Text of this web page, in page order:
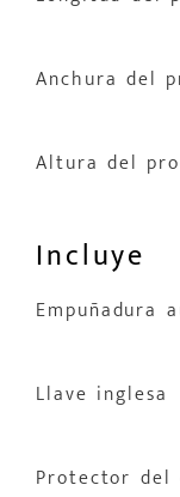
Anchura del
Altura del
Incluye
Empuñadura
Llave inglesa
Protector del